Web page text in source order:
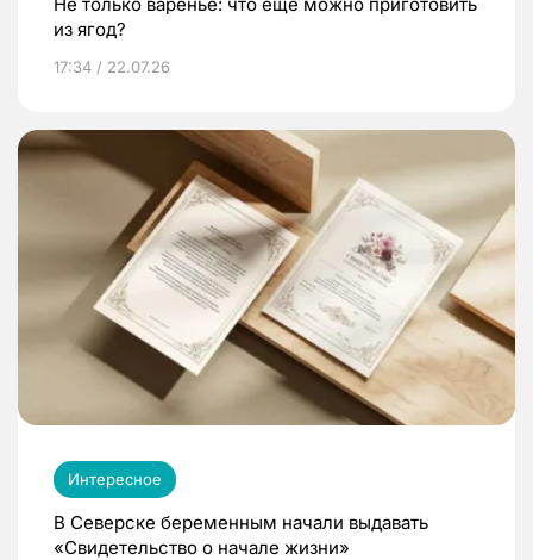
из ягод?
17:34 / 22.07.26
Интересное
В Северске беременным начали выдавать
«Свидетельство о начале жизни»